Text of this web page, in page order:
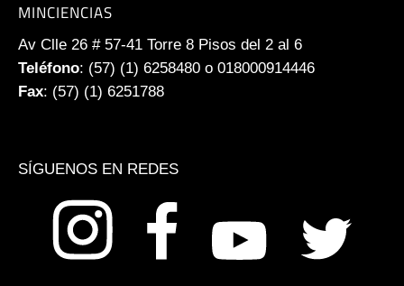
MINCIENCIAS
Av Clle 26 # 57-41 Torre 8 Pisos del 2 al 6
Teléfono: (57) (1) 6258480 o 018000914446
Fax: (57) (1) 6251788
SÍGUENOS EN REDES